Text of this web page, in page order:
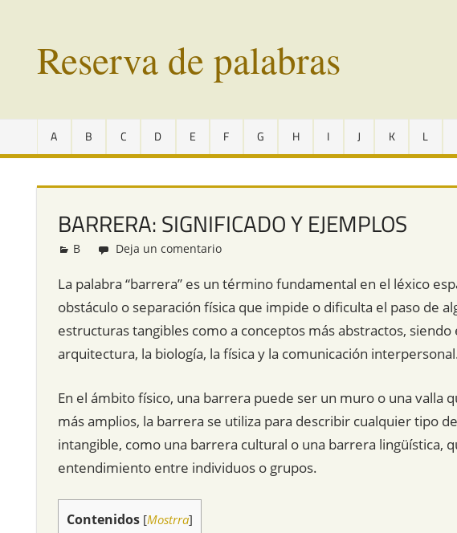
contenidoReserva de palabras
en
vías
extinción
todo
A B C D E F G H I J K L
BARRERA: SIGNIFICADO Y EJEMPLOS
Redacción
B Deja un comentario
La palabra “barrera” es un término fundamental en el léxico
obstáculo o separación física que impide o dificulta el paso de
estructuras tangibles como a conceptos más abstractos,
arquitectura, la biología, la física y la comunicación
En el ámbito físico, una barrera puede ser un muro o una valla
más amplios, la barrera se utiliza para describir cualquier tipo
intangible, como una barrera cultural o una barrera lingüística,
entendimiento entre individuos o grupos.
Contenidos [Mostrra]